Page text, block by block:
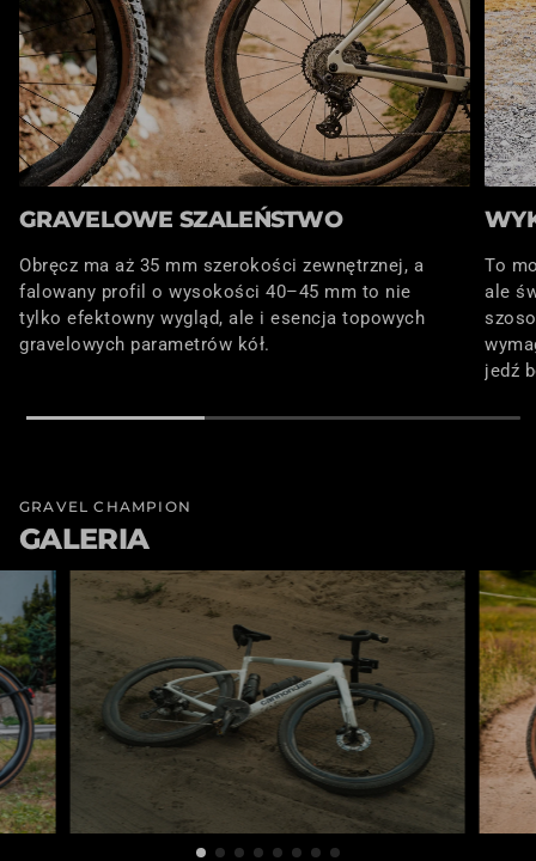
GRAVELOWE SZALEŃSTWO
Obręcz ma aż 35 mm szerokości zewnętrznej, a
falowany profil o wysokości 40–45 mm to nie
tylko efektowny wygląd, ale i esencja topowych
gravelowych parametrów kół.
To
ale
jedź
GRAVEL CHAMPION
GALERIA